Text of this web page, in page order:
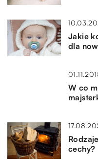
Jakie
dla
W co
cechy?